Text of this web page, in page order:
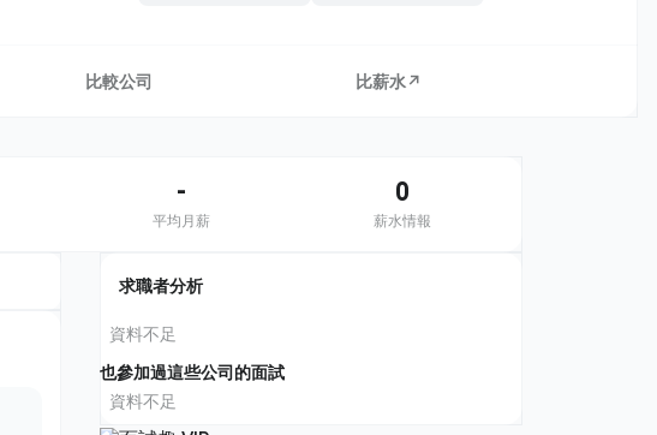
比較公司 比薪水↗
-
平均月薪
0
薪水情報
求職者分析
資料不足
也參加過這些公司的面試
資料不足